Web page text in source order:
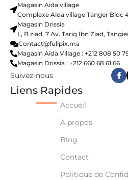
Magasin Aida village
Complexe Aida village Tanger Bloc
Magasin Drissia
L, B ziad, 7 Av. Tariq Ibn Ziad,
Contact@fullpix.ma
Magasin Aida Village : +212 808 50
Magasin Drissia : +212 660 68 61 66
Suivez-nous
Liens Rapides
Accueil
À propos
Blog
Contact
Politique de